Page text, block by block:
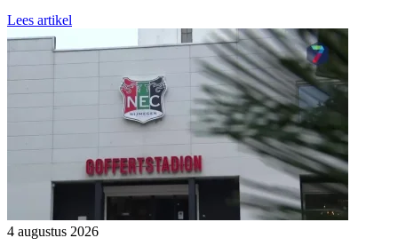
Lees artikel
4 augustus 2026